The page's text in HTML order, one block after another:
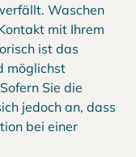
Waschen
mit Ihrem
ist das
möglichst
Sie die
jedoch an, dass
bei einer